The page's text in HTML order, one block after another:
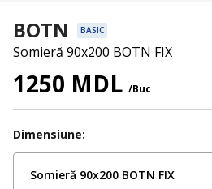
BOTN BASIC
Somieră 90x200 BOTN FIX
1250 MDL /Buc
Dimensiune:
Somieră 90x200 BOTN FIX